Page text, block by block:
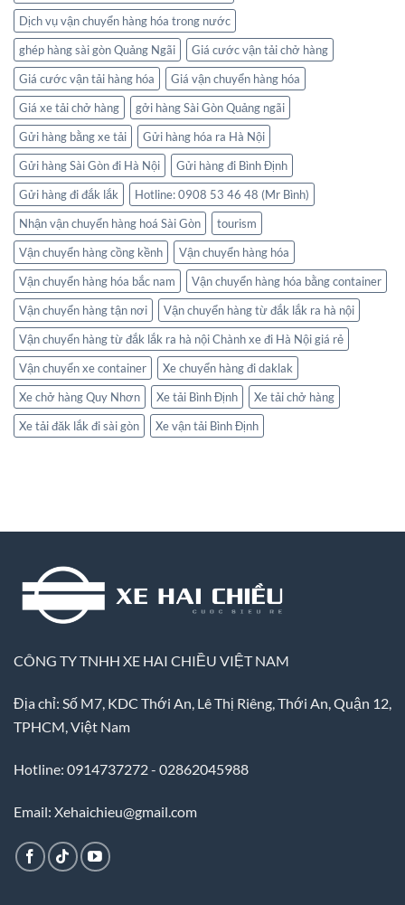
Dịch vụ vận chuyển hàng hóa trong nước
ghép hàng sài gòn Quảng Ngãi
Giá cước vận tải chở hàng
Giá cước vận tải hàng hóa
Giá vận chuyển hàng hóa
Giá xe tải chở hàng
gởi hàng Sài Gòn Quảng ngãi
Gửi hàng bằng xe tải
Gửi hàng hóa ra Hà Nội
Gửi hàng Sài Gòn đi Hà Nội
Gửi hàng đi Bình Định
Gửi hàng đi đắk lắk
Hotline: 0908 53 46 48 (Mr Bình)
Nhận vận chuyển hàng hoá Sài Gòn
tourism
Vận chuyển hàng cồng kềnh
Vận chuyển hàng hóa
Vận chuyển hàng hóa bắc nam
Vận chuyển hàng hóa bằng container
Vận chuyển hàng tận nơi
Vận chuyển hàng từ đắk lắk ra hà nội
Vận chuyển hàng từ đắk lắk ra hà nội Chành xe đi Hà Nội giá rẻ
Vận chuyển xe container
Xe chuyển hàng đi daklak
Xe chở hàng Quy Nhơn
Xe tải Bình Định
Xe tải chở hàng
Xe tải đăk lắk đi sài gòn
Xe vận tải Bình Định
CÔNG TY TNHH XE HAI CHIỀU VIỆT NAM
Địa chỉ: Số M7, KDC Thới An, Lê Thị Riêng, Thới An, Quận 12,
TPHCM, Việt Nam
Hotline: 0914737272 - 02862045988
Email: Xehaichieu@gmail.com